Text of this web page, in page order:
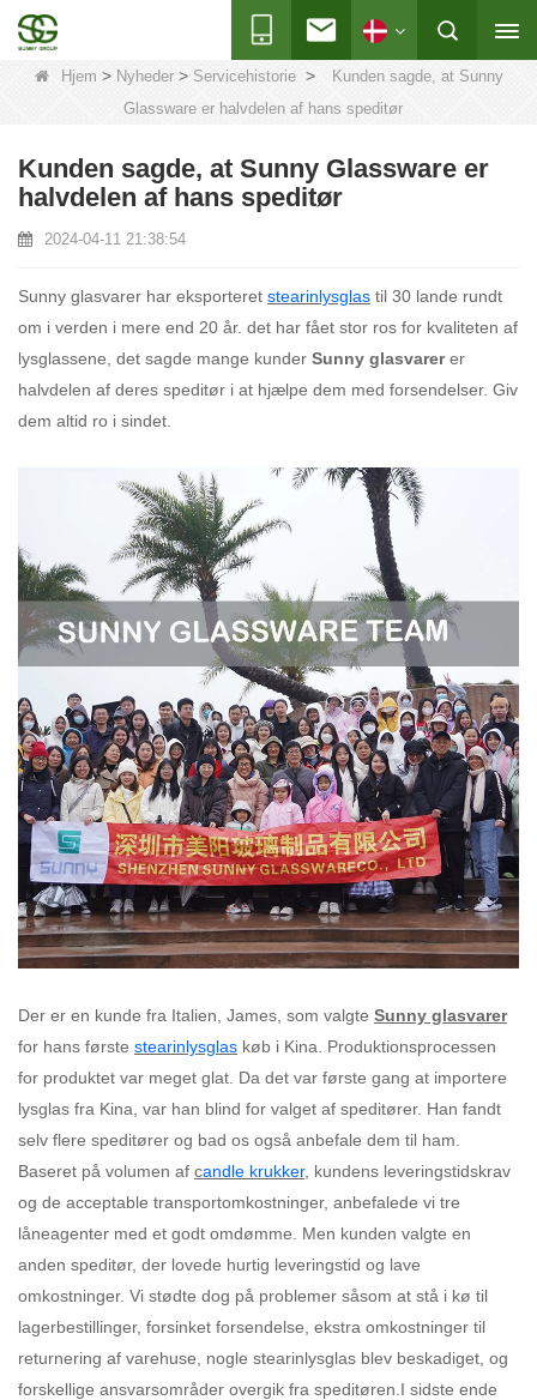
Hjem > Nyheder> Servicehistorie>
Kunden sagde, at Sunny
Glassware er halvdelen af ​​hans speditør
Kunden sagde, at Sunny Glassware er
halvdelen af ​​hans speditør
2024-04-11 21:38:54
Sunny glasvarer har eksporteret stearinlysglas til 30 lande rundt
om i verden i mere end 20 år. det har fået stor ros for kvaliteten af
​​lysglassene, det sagde mange kunder Sunny glasvarerer
halvdelen af ​​deres speditør i at hjælpe dem med forsendelser. Giv
dem altid ro i sindet.
Der er en kunde fra Italien, James, som valgte Sunny glasvarer
for hans første stearinlysglas køb i Kina. Produktionsprocessen
for produktet var meget glat. Da det var første gang at importere
lysglas fra Kina, var han blind for valget af speditører. Han fandt
selv flere speditører og bad os også anbefale dem til ham.
Baseret på volumen af candle krukker, kundens leveringstidskrav
og de acceptable transportomkostninger, anbefalede vi tre
låneagenter med et godt omdømme. Men kunden valgte en
anden speditør, der lovede hurtig leveringstid og lave
omkostninger. Vi stødte dog på problemer såsom at stå i kø til
lagerbestillinger, forsinket forsendelse, ekstra omkostninger til
returnering af varehuse, nogle stearinlysglas blev beskadiget, og
forskellige ansvarsområder overgik fra speditøren.I sidste ende